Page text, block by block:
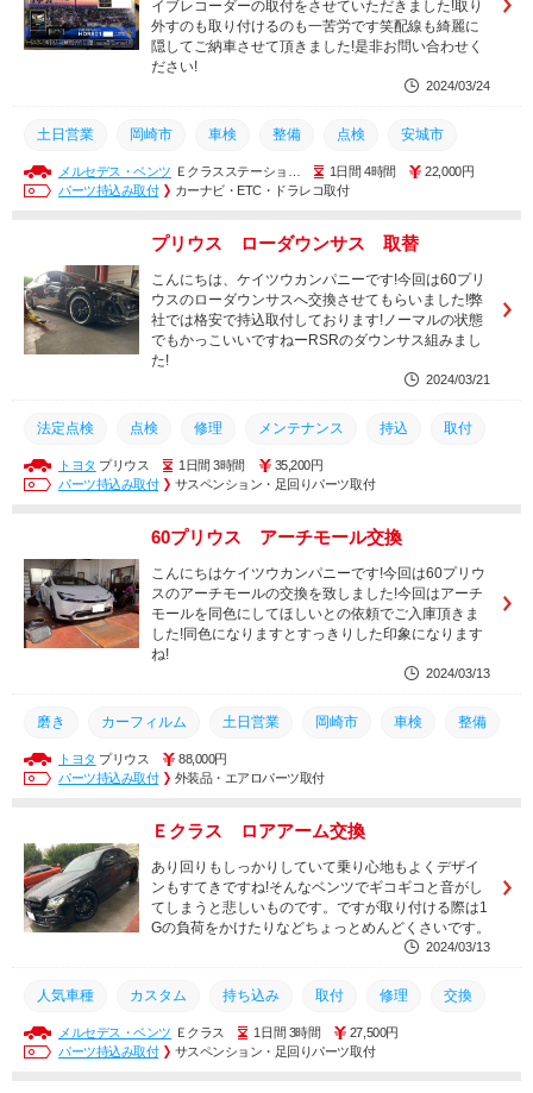
イブレコーダーの取付をさせていただきました!取り
外すのも取り付けるのも一苦労です笑配線も綺麗に
隠してご納車させて頂きました!是非お問い合わせく
ださい!
2024/03/24
土日営業 岡崎市 車検 整備 点検 安城市
豊橋市 西尾市 幸田町 豊田市 交換 取り付け
カスタム 人気車種
メルセデス・ベンツ Ｅクラスステーショ… 1日間 4時間
22,000円
パーツ持込み取付
カーナビ・ETC・ドラレコ取付
プリウス ローダウンサス 取替
こんにちは、ケイツウカンパニーです!今回は60プリ
ウスのローダウンサスへ交換させてもらいました!弊
社では格安で持込取付しております!ノーマルの状態
でもかっこいいですねーRSRのダウンサス組みまし
た!
2024/03/21
法定点検 点検 修理 メンテナンス 持込 取付
持ち込み カスタム コーティング
土日営業
トヨタ プリウス 1日間 3時間
35,200円
パーツ持込み取付
サスペンション・足回りパーツ取付
60プリウス アーチモール交換
こんにちはケイツウカンパニーです!今回は60プリウ
スのアーチモールの交換を致しました!今回はアーチ
モールを同色にしてほしいとの依頼でご入庫頂きま
した!同色になりますとすっきりした印象になります
ね!
2024/03/13
磨き カーフィルム 土日営業 岡崎市 車検 整備
安城市 豊橋市 西尾市
持ち込み カスタム 人気車種
トヨタ プリウス
88,000円
パーツ持込み取付
外装品・エアロパーツ取付
Ｅクラス ロアアーム交換
あり回りもしっかりしていて乗り心地もよくデザイ
ンもすてきですね!そんなベンツでギコギコと音がし
てしまうと悲しいものです。ですが取り付ける際は1
Gの負荷をかけたりなどちょっとめんどくさいです。
2024/03/13
人気車種 カスタム 持ち込み 取付 修理 交換
取り付け コーティング メンテナンス 持込
メルセデス・ベンツ Ｅクラス 1日間 3時間
27,500円
パーツ持込み取付
サスペンション・足回りパーツ取付